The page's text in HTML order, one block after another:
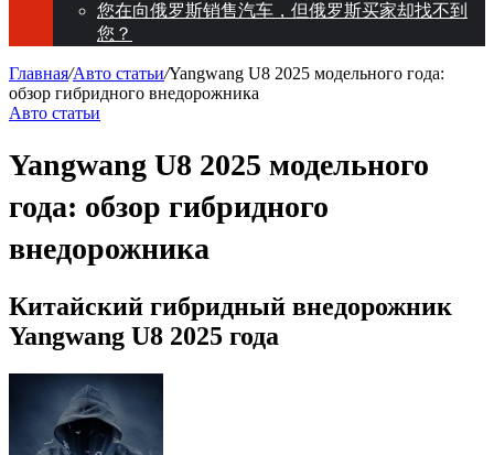
您在向俄罗斯销售汽车，但俄罗斯买家却找不到
您？
Главная/Авто статьи/Yangwang U8 2025 модельного года:
обзор гибридного внедорожника
Авто статьи
Yangwang U8 2025 модельного
года: обзор гибридного
внедорожника
Китайский гибридный внедорожник
Yangwang U8 2025 года